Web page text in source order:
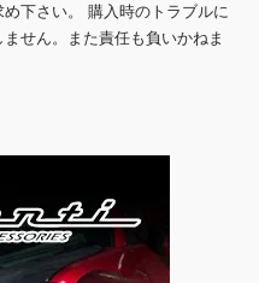
下さい。 購入時のトラブルに
せん。また責任も負いかねま